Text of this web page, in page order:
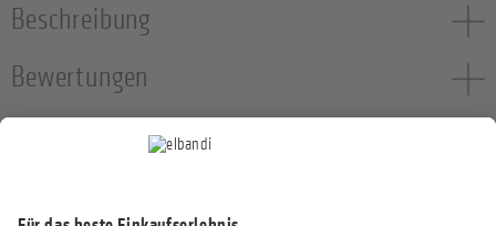
Beschreibung
Bewertungen